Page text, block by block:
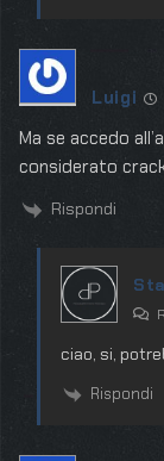
Luigi
Ma se accedo
considerato
Rispondi
ciao, si,
Rispondi